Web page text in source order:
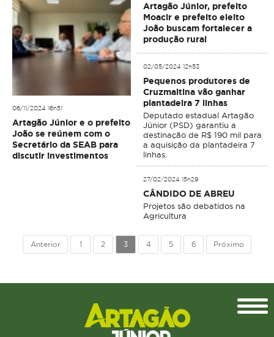
06/11/2024 16h51
Artagão Júnior e o prefeito
João se reúnem com o
Secretário da SEAB para
discutir investimentos
Artagão Júnior, prefeito
Moacir e prefeito eleito
João buscam fortalecer a
produção rural
02/05/2024 12h53
Pequenos produtores de
Cruzmaltina vão ganhar
plantadeira 7 linhas
Deputado estadual Artagão
Júnior (PSD) garantiu a
destinação de R$ 190 mil para
a aquisição da plantadeira 7
linhas.
27/02/2024 15h29
CÂNDIDO DE ABREU
Projetos são debatidos na
Agricultura
Anterior 1 2 3 4 5 6 Próximo